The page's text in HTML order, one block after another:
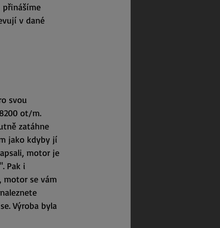
přinášíme
v dané
svou
ot/m.
zatáhne
jako kdyby jí
motor je
Pak i
motor se vám
Výroba byla